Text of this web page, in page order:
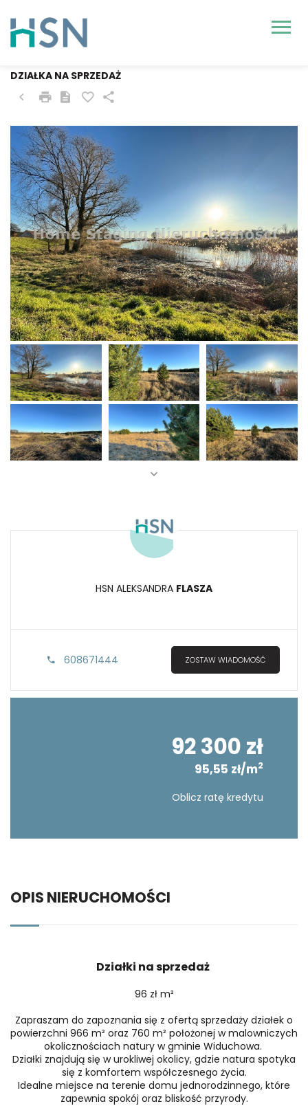
WIDUCHOWA, OGNICA
DZIAŁKA NA SPRZEDAŻ
HSN ALEKSANDRA FLASZA
608671444 ZOSTAW WIADOMOŚĆ
92 300 zł
95,55 zł/m2
Oblicz ratę kredytu
OPIS NIERUCHOMOŚCI
Działki na sprzedaż
96 zł m²
Zapraszam do zapoznania się z ofertą sprzedaży działek o
powierzchni 966 m² oraz 760 m² położonej w malowniczych
okolicznościach natury w gminie Widuchowa.
Działki znajdują się w urokliwej okolicy, gdzie natura spotyka
się z komfortem współczesnego życia.
Idealne miejsce na terenie domu jednorodzinnego, które
zapewnia spokój oraz bliskość przyrody.